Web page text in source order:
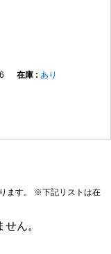
あり
ます。 ※下記リストは在
ん。